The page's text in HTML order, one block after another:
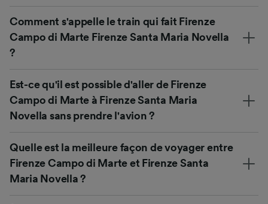
Comment s'appelle le train qui fait Firenze
Campo di Marte Firenze Santa Maria Novella
?
Est-ce qu'il est possible d'aller de Firenze
Campo di Marte à Firenze Santa Maria
Novella sans prendre l'avion ?
Quelle est la meilleure façon de voyager entre
Firenze Campo di Marte et Firenze Santa
Maria Novella ?